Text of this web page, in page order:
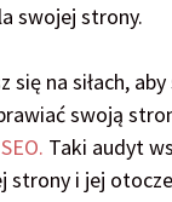
swojej strony.
się na siłach,
swoją
Taki audyt
strony i jej